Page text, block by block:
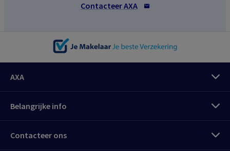
Contacteer AXA
AXA
Belangrijke info
Contacteer ons